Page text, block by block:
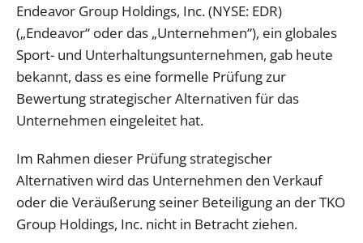
Endeavor Group Holdings, Inc. (NYSE: EDR)
(„Endeavor“ oder das „Unternehmen“), ein globales
Sport- und Unterhaltungsunternehmen, gab heute
bekannt, dass es eine formelle Prüfung zur
Bewertung strategischer Alternativen für das
Unternehmen eingeleitet hat.
Im Rahmen dieser Prüfung strategischer
Alternativen wird das Unternehmen den Verkauf
oder die Veräußerung seiner Beteiligung an der TKO
Group Holdings, Inc. nicht in Betracht ziehen.